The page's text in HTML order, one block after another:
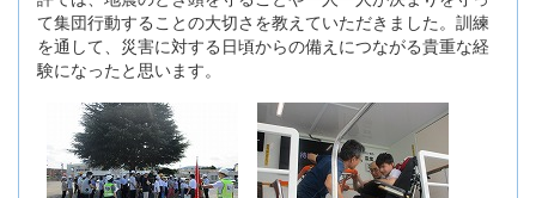
て集団行動することの大切さを教えていただきました。訓練
を通して、災害に対する日頃からの備えにつながる貴重な経
験になったと思います。